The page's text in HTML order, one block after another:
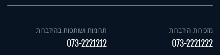
מזכירות הידברות
073-2221222
תרומות ושותפות בהידברות
073-2221212